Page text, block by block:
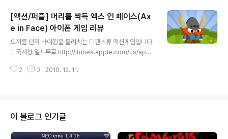
터치하면 된다 단! 되도록이면 빨리 숫자를 찾아 속히 터치
하자 이 퍼즐게임은 최단시간을 기록하는게 목적이다 오픈
페인트 또는 게임센터에 자신의 최단시간 기록을 연동시켜
전세게 게이머와 순위 대결을 할 수 있다 현재까지 세계1등
이 28.06초다.....음...인간 맞나?? 게임자체의 재미보다는
외적인 재미를 찾는게 포인터다 최단시간 기록에 도전한다
[액션/퍼즐] 머리를 싹득 엑스 인 페이스(Ax
e in Face) 아이폰 게임 리뷰
도끼를 던져 바이킹을 물리치는 디펜스류 액션게임입니다
미국계정 일시무료 http://itunes.apple.com/us/app/
해 바이킹이 도끼를 들었다 적들을 도끼 하나로 막아내야
다는 적의 상태에 따라 머리속에 계산해야 좋은 결과를 얻
는다 불을 붙이거나 빽어택으로 제거하거나 한방 싹쓸이로
콤보점수를 얻거나 이것저것 스테이지 상황에 따라 사고와
2 0 2010. 12. 11.
이 블로그 인기글